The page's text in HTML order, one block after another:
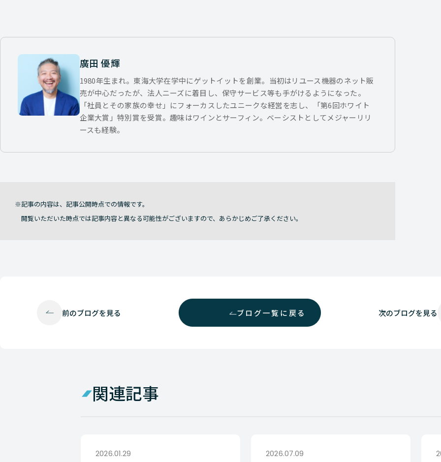
廣田 優輝
1980年生まれ。東海大学在学中にゲットイットを創業。当初はリユース機器のネット販
売が中心だったが、法人ニーズに着目し、保守サービス等も手がけるようになった。
「社員とその家族の幸せ」にフォーカスしたユニークな経営を志し、「第6回ホワイト
企業大賞」特別賞を受賞。趣味はワインとサーフィン。ベーシストとしてメジャーリリ
ースも経験。
記事の内容は、記事公開時点での情報です。
閲覧いただいた時点では記事内容と異なる可能性がございますので、あらかじめご了承ください。
前のブログを見る ブログ一覧に戻る 次のブログを見る
関連記事
2026.01.29 2026.07.09